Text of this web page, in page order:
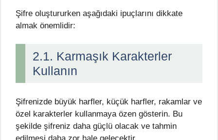
Şifre oluştururken aşağıdaki ipuçlarını dikkate
almak önemlidir:
2.1. Karmaşık Karakterler
Kullanın
Şifrenizde büyük harfler, küçük harfler, rakamlar ve
özel karakterler kullanmaya özen gösterin. Bu
şekilde şifreniz daha güçlü olacak ve tahmin